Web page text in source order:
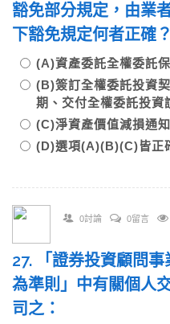
豁免部分規定，由業
下豁免規定何者正確
(A)資產委託全權委託
(B)簽訂全權委託投資
期、交付全權委託投
(C)淨資產價值減損通
(D)選項(A)(B)(C)皆正
0討論 0留言
27. 「證券投資顧問
為準則」中有關個人
司之：